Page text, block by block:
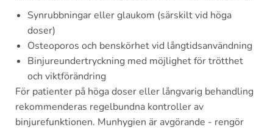
Synrubbningar eller glaukom (särskilt vid höga
doser)
Osteoporos och benskörhet vid långtidsanvändning
Binjureundertryckning med möjlighet för trötthet
och viktförändring
För patienter på höga doser eller långvarig behandling
rekommenderas regelbundna kontroller av
binjurefunktionen. Munhygien är avgörande - rengör